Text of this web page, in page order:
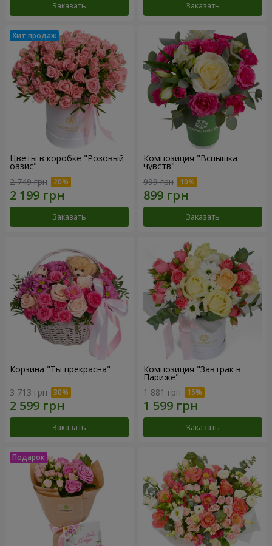
Заказать Заказать
Цветы в коробке "Розовый
оазис"
2 749 грн
Заказать
Композиция "Вспышка
чувств"
999 грн
Заказать
Корзина "Ты прекрасна"
3 713 грн
Заказать
Композиция "Завтрак в
Париже"
1 881 грн
Заказать